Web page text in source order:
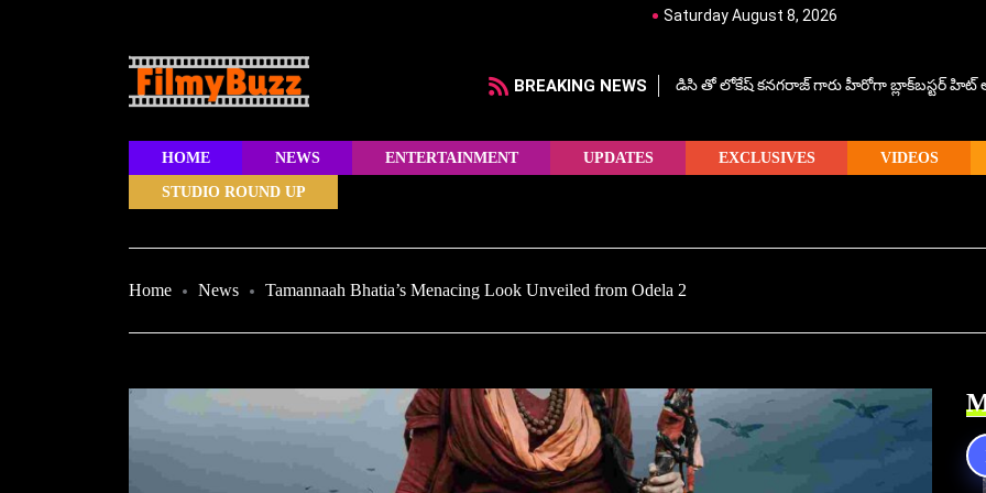
Saturday August 8, 2026
BREAKING NEWS డిసి తో లోకేష్ కనగరాజ్ గారు హీరోగా బ్లాక్‌బస్టర్ హిట్
HOME NEWS ENTERTAINMENT UPDATES EXCLUSIVES VIDEOS
STUDIO ROUND UP
Home News Tamannaah Bhatia’s Menacing Look Unveiled from Odela 2